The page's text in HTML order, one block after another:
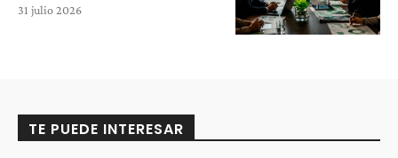
31 julio 2026
TE PUEDE INTERESAR